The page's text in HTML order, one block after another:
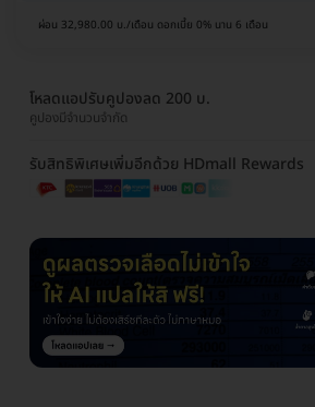
ผ่อน 32,980.00 บ./เดือน ดอกเบี้ย 0% นาน 6 เดือน
โหลดแอปรับคูปองลด 200 บ.
คูปองมีจำนวนจำกัด
รับสิทธิพิเศษเพิ่มอีกด้วย HDmall Rewards